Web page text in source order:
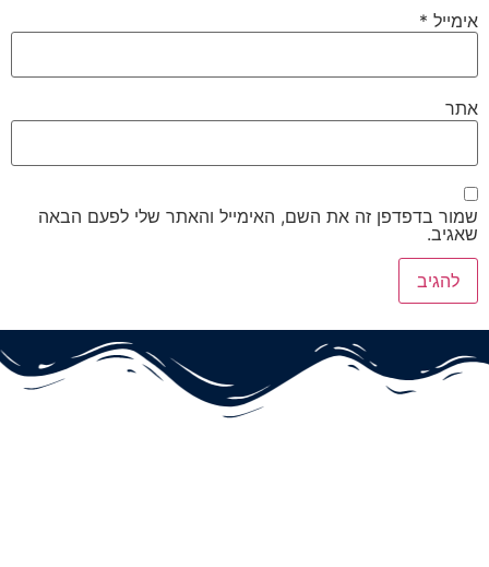
אימייל *
אתר
שמור בדפדפן זה את השם, האימייל והאתר שלי לפעם הבאה
שאגיב.